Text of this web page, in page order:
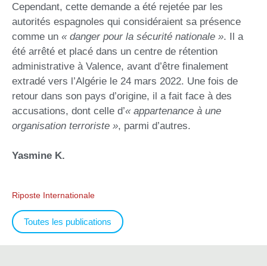
Cependant, cette demande a été rejetée par les
autorités espagnoles qui considéraient sa présence
comme un « danger pour la sécurité nationale ». Il a
été arrêté et placé dans un centre de rétention
administrative à Valence, avant d’être finalement
extradé vers l’Algérie le 24 mars 2022. Une fois de
retour dans son pays d’origine, il a fait face à des
accusations, dont celle d’« appartenance à une
organisation terroriste », parmi d’autres.
Yasmine K.
Riposte Internationale
Toutes les publications